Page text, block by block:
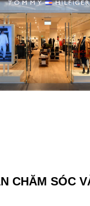
CHĂM SÓC